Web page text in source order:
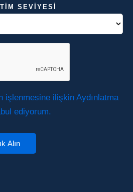
SEVIYESI
işlenmesine ilişkin Aydınlatma
ediyorum.